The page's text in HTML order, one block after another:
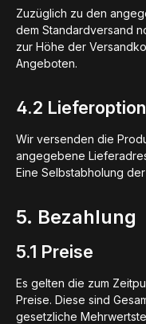
Zuzüglich zu den
dem Standardversand
zur Höhe der
Angeboten.
4.2
Wir versenden die
angegebene
Eine Selbstabholung
5. Bezahlung
5.1 Preise
Es gelten die zum
Preise. Diese sind
gesetzliche